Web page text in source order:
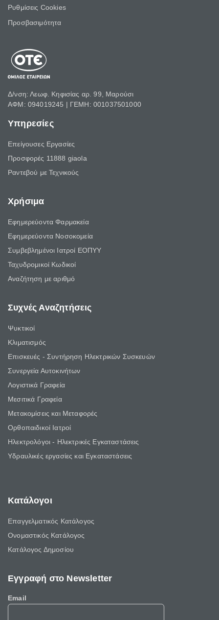
Ρυθμίσεις Cookies
Προσβασιμότητα
Δ/νση: Λεωφ. Κηφισίας αρ. 99, Μαρούσι
ΑΦΜ: 094019245 | ΓΕΜΗ: 001037501000
Υπηρεσίες
Επείγουσες Εργασίες
Προσφορές 11888 giaola
Ραντεβού με Τεχνικούς
Χρήσιμα
Εφημερεύοντα Φαρμακεία
Εφημερεύοντα Νοσοκομεία
Συμβεβλημένοι Ιατροί ΕΟΠΥΥ
Ταχυδρομικοί Κωδικοί
Αναζήτηση με αριθμό
Συχνές Αναζητήσεις
Ψυκτικοί
Κλιματισμός
Επισκευές - Συντήρηση Ηλεκτρικών Συσκευών
Συνεργεία Αυτοκινήτων
Λογιστικά Γραφεία
Μεσιτικά Γραφεία
Μετακομίσεις και Μεταφορές
Ορθοπαιδικοί Ιατροί
Ηλεκτρολόγοι - Ηλεκτρικές Εγκαταστάσεις
Υδραυλικές εργασίες και Εγκαταστάσεις
Κατάλογοι
Επαγγελματικός Κατάλογος
Ονομαστικός Κατάλογος
Κατάλογος Δημοσίου
Εγγραφή στο Newsletter
Email